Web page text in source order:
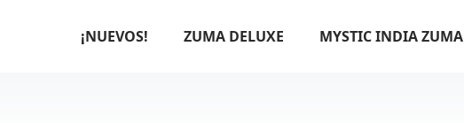
¡NUEVOS! ZUMA DELUXE MYSTIC INDIA ZUMA